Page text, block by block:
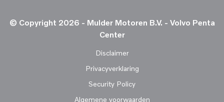
© Copyright 2026 - Mulder Motoren B.V. - Volvo Penta
Center
Disclaimer
Privacyverklaring
Security Policy
Algemene voorwaarden